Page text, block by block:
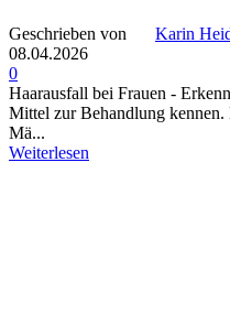
Geschrieben von
Karin
08.04.2026
0
Haarausfall bei Frauen -
Mittel zur Behandlung kennen.
Mä...
Weiterlesen